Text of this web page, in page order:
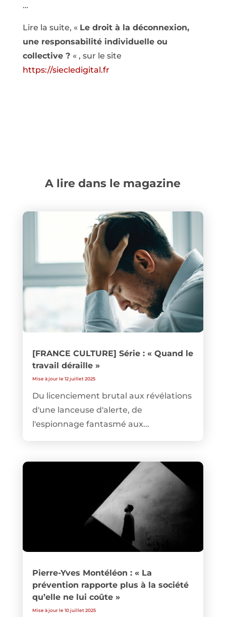
…
Lire la suite, « Le droit à la déconnexion,
une responsabilité individuelle ou
collective ? « , sur le site
https://siecledigital.fr
A lire dans le magazine
[FRANCE CULTURE] Série : « Quand le
travail déraille »
Mise à jour le 12 juillet 2025
Du licenciement brutal aux révélations
d'une lanceuse d'alerte, de
l'espionnage fantasmé aux...
Pierre-Yves Montéléon : « La
prévention rapporte plus à la société
qu’elle ne lui coûte »
Mise à jour le 10 juillet 2025